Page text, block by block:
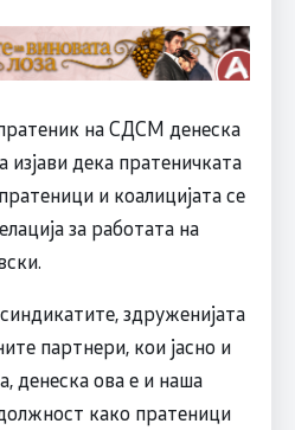
на СДСМ денеска
дека пратеничката
и коалицијата се
за работата на
здруженијата
партнери, кои јасно и
денеска ова е и наша
како пратеници